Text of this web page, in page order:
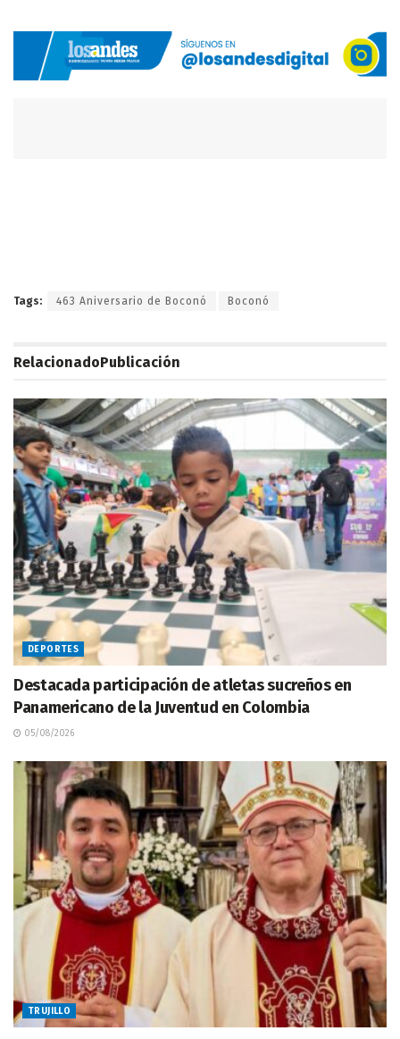
Tags: 463 Aniversario de Boconó Boconó
RelacionadoPublicación
DEPORTES
Destacada participación de atletas sucreños en
Panamericano de la Juventud en Colombia
05/08/2026
TRUJILLO